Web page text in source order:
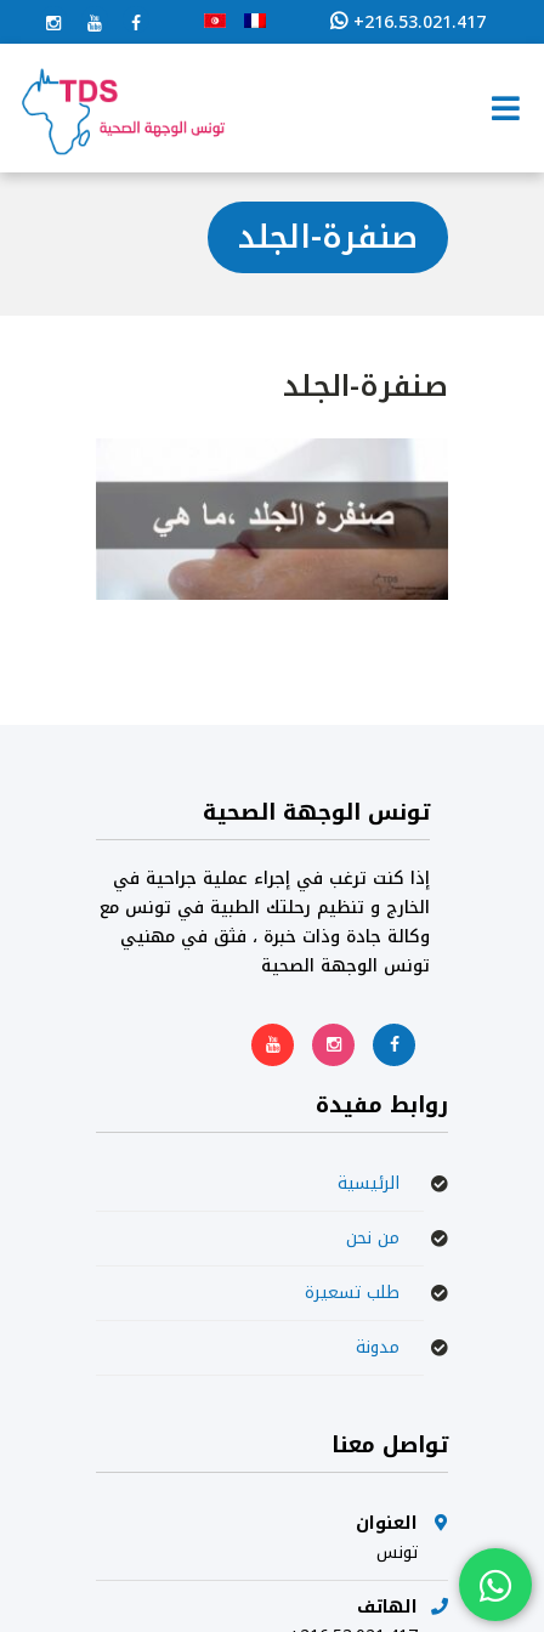
+216.53.021.417
صنفرة-الجلد
صنفرة-الجلد
تونس الوجهة الصحية
إذا كنت ترغب في إجراء عملية جراحية في
الخارج و تنظيم رحلتك الطبية في تونس مع
وكالة جادة وذات خبرة ، فثق في مهنيي
تونس الوجهة الصحية
روابط مفيدة
الرئيسية
من نحن
طلب تسعيرة
مدونة
تواصل معنا
العنوان
تونس
الهاتف